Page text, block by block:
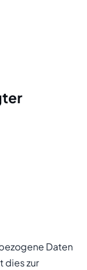
Daten
dies zur